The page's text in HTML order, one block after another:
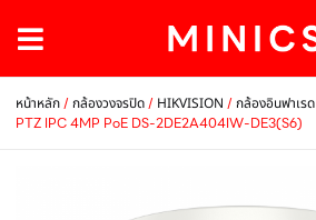
หน้าหลัก/กล้องวงจรปิด/ HIKVISION /กล้องอินฟาเรด
PTZ IPC 4MP PoE DS-2DE2A404IW-DE3(S6)